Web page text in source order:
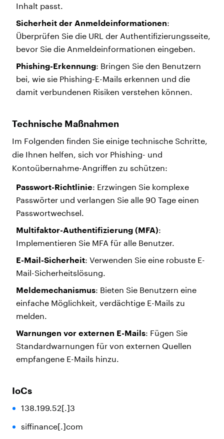
Inhalt passt.
Sicherheit der Anmeldeinformationen:
Überprüfen Sie die URL der Authentifizierungsseite,
bevor Sie die Anmeldeinformationen eingeben.
Phishing-Erkennung: Bringen Sie den Benutzern
bei, wie sie Phishing-E-Mails erkennen und die
damit verbundenen Risiken verstehen können.
Technische Maßnahmen
Im Folgenden finden Sie einige technische Schritte,
die Ihnen helfen, sich vor Phishing- und
Kontoübernahme-Angriffen zu schützen:
Passwort-Richtlinie: Erzwingen Sie komplexe
Passwörter und verlangen Sie alle 90 Tage einen
Passwortwechsel.
Multifaktor-Authentifizierung (MFA):
Implementieren Sie MFA für alle Benutzer.
E-Mail-Sicherheit: Verwenden Sie eine robuste E-
Mail-Sicherheitslösung.
Meldemechanismus: Bieten Sie Benutzern eine
einfache Möglichkeit, verdächtige E-Mails zu
melden.
Warnungen vor externen E-Mails: Fügen Sie
Standardwarnungen für von externen Quellen
empfangene E-Mails hinzu.
IoCs
138.199.52[.]3
siffinance[.]com